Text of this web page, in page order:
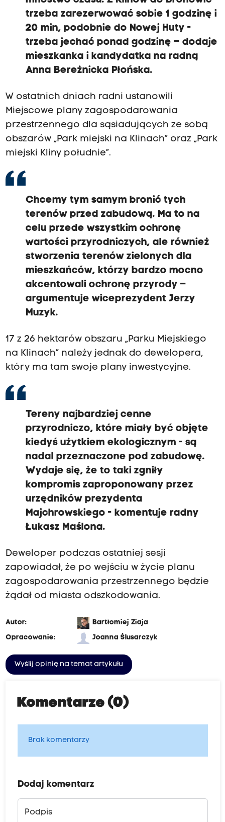
trzeba zarezerwować sobie 1 godzinę i
20 min, podobnie do Nowej Huty -
trzeba jechać ponad godzinę – dodaje
mieszkanka i kandydatka na radną
Anna Bereżnicka Płońska.
W ostatnich dniach radni ustanowili
Miejscowe plany zagospodarowania
przestrzennego dla sąsiadujących ze sobą
obszarów „Park miejski na Klinach” oraz „Park
miejski Kliny południe”.
Chcemy tym samym bronić tych
terenów przed zabudową. Ma to na
celu przede wszystkim ochronę
wartości przyrodniczych, ale również
stworzenia terenów zielonych dla
mieszkańców, którzy bardzo mocno
akcentowali ochronę przyrody –
argumentuje wiceprezydent Jerzy
Muzyk.
17 z 26 hektarów obszaru „Parku Miejskiego
na Klinach” należy jednak do dewelopera,
który ma tam swoje plany inwestycyjne.
Tereny najbardziej cenne
przyrodniczo, które miały być objęte
kiedyś użytkiem ekologicznym - są
nadal przeznaczone pod zabudowę.
Wydaje się, że to taki zgniły
kompromis zaproponowany przez
urzędników prezydenta
Majchrowskiego - komentuje radny
Łukasz Maślona.
Deweloper podczas ostatniej sesji
zapowiadał, że po wejściu w życie planu
zagospodarowania przestrzennego będzie
żądał od miasta odszkodowania.
Autor:
Bartłomiej Ziaja
Opracowanie:
Joanna Ślusarczyk
Wyślij opinię na temat artykułu
Komentarze (0)
Brak komentarzy
Dodaj komentarz
Podpis